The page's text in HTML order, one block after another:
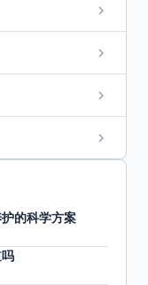
的科学方案